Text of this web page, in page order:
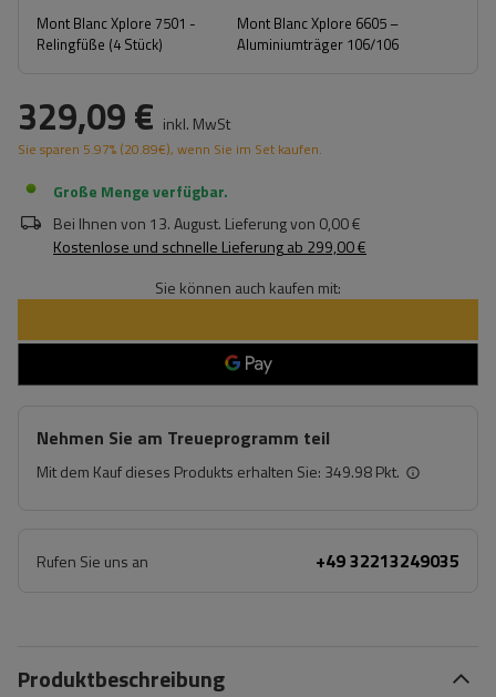
Mont Blanc Xplore 7501 -
Relingfüße (4 Stück)
Mont Blanc Xplore 6605 –
Aluminiumträger 106/106
329,09 € inkl. MwSt
Sie sparen 5.97% (20.89€), wenn Sie im Set kaufen.
Große Menge verfügbar
Bei Ihnen von 13. August. Lieferung von 0,00 €
Kostenlose und schnelle Lieferungab 299,00 €
Sie können auch kaufen mit:
Nehmen Sie am Treueprogramm teil
Mit dem Kauf dieses Produkts erhalten Sie: 349.98 Pkt.
Rufen Sie uns an +49 32213249035
Produktbeschreibung